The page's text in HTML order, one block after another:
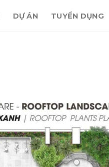
DỰ ÁN TUYỂN DỤNG